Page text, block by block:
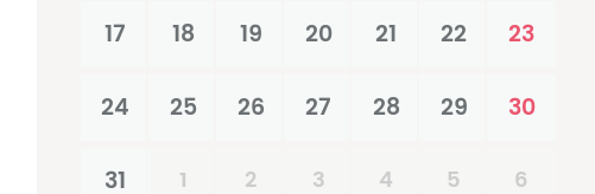
17 18 19 20 21 22 23
24 25 26 27 28 29 30
31 1 2 3 4 5 6